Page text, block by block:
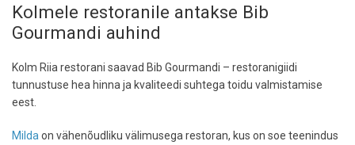
Kolmele restoranile antakse Bib
Gourmandi auhind
Kolm Riia restorani saavad Bib Gourmandi – restoranigiidi
tunnustuse hea hinna ja kvaliteedi suhtega toidu valmistamise
eest.
Milda on vähenõudliku välimusega restoran, kus on soe teenindus